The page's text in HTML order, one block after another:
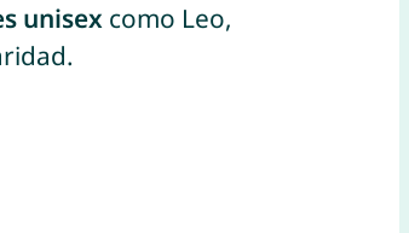
unisexcomo Leo,